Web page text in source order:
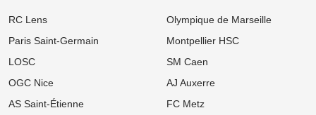
Mercato OM : Un rival de Ligue 1 s'immisce dans le dossier Ilan
FC Nantes : Une statistique effrayante plane sur la première
journée des hommes de Der Zakarian
12:00 Ligue 1
RC Lens
Paris Saint-Germain
LOSC
OGC Nice
AS Saint-Étienne
Olympique de Marseille
Montpellier HSC
SM Caen
AJ Auxerre
FC Metz